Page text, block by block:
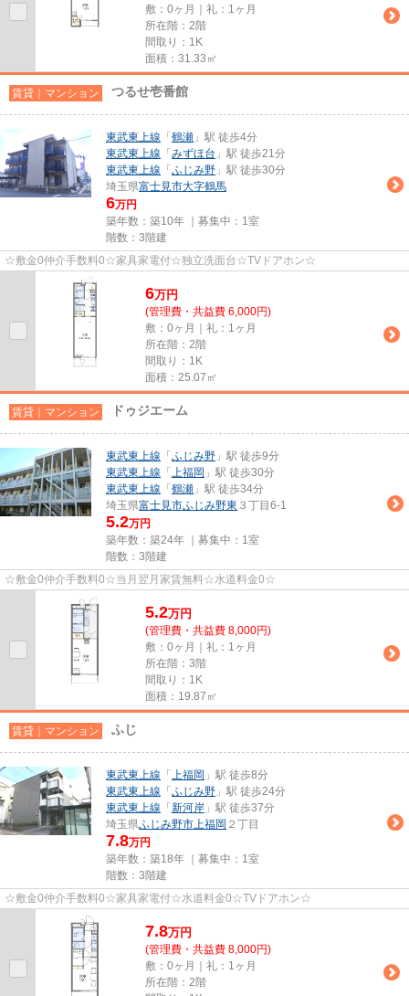
敷：0ヶ月｜礼：1ヶ月
所在階：2階
間取り：1K
面積：31.33㎡
賃貸｜マンション つるせ壱番館
東武東上線 「 鶴瀬 」駅 徒歩4分
東武東上線 「 みずほ台 」駅 徒歩21分
東武東上線 「 ふじみ野 」駅 徒歩30分
埼玉県富士見市大字鶴馬
6万円
築年数：築10年 ｜募集中： 1室
階数：3階建
☆敷金0仲介手数料0☆家具家電付☆独立洗面台☆TVドアホン☆
6万円
(管理費・共益費 6,000円)
敷：0ヶ月｜礼：1ヶ月
所在階：2階
間取り：1K
面積：25.07㎡
賃貸｜マンション ドゥジエーム
東武東上線 「 ふじみ野 」駅 徒歩9分
東武東上線 「 上福岡 」駅 徒歩30分
東武東上線 「 鶴瀬 」駅 徒歩34分
埼玉県富士見市ふじみ野東 ３丁目6-1
5.2万円
築年数：築24年 ｜募集中： 1室
階数：3階建
☆敷金0仲介手数料0☆当月翌月家賃無料☆水道料金0☆
5.2万円
(管理費・共益費 8,000円)
敷：0ヶ月｜礼：1ヶ月
所在階：3階
間取り：1K
面積：19.87㎡
賃貸｜マンション ふじ
東武東上線 「 上福岡 」駅 徒歩8分
東武東上線 「 ふじみ野 」駅 徒歩24分
東武東上線 「 新河岸 」駅 徒歩37分
埼玉県ふじみ野市上福岡 ２丁目
7.8万円
築年数：築18年 ｜募集中： 1室
階数：3階建
☆敷金0仲介手数料0☆家具家電付☆水道料金0☆TVドアホン☆
7.8万円
(管理費・共益費 8,000円)
敷：0ヶ月｜礼：1ヶ月
所在階：2階